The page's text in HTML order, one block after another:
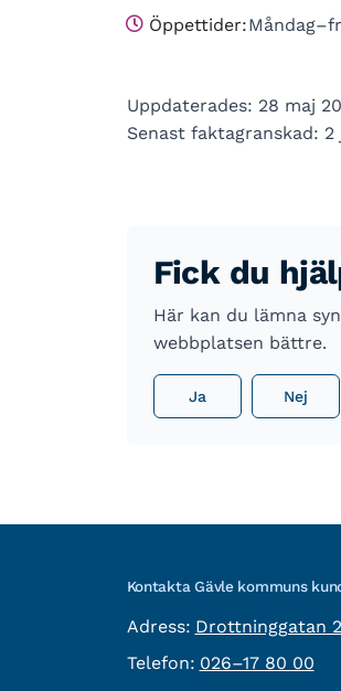
Öppettider:
Uppdaterades: 28 maj
Senast faktagranskad: 2
Fick du
Här kan du lämna
webbplatsen bättre.
Ja Nej
Kontakta Gävle kommuns
Adress: besöksadress:
Drottninggatan
Telefon: Telefon:
026–17 80 00